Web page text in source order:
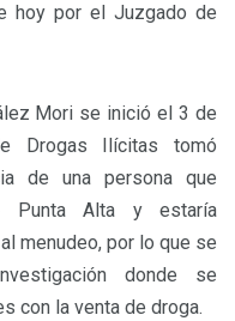
hoy por el Juzgado de
Mori se inició el 3 de
Drogas Ilícitas tomó
de una persona que
Alta y estaría
menudeo, por lo que se
donde se
con la venta de droga.